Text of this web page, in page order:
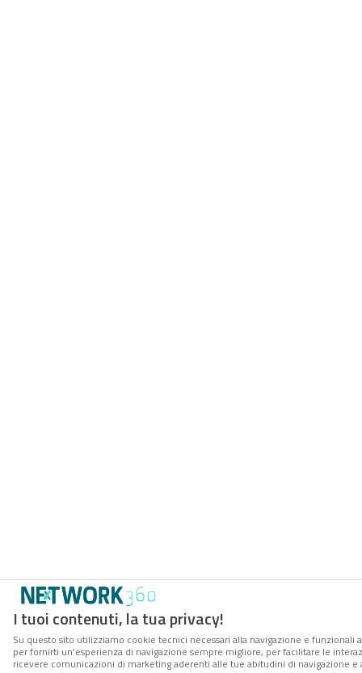
I tuoi contenuti, la tua privacy!
Su questo sito utilizziamo cookie tecnici necessari alla navigazione e funzionali
per fornirti un’esperienza di navigazione sempre migliore, per facilitare le
ricevere comunicazioni di marketing aderenti alle tue abitudini di navigazione e